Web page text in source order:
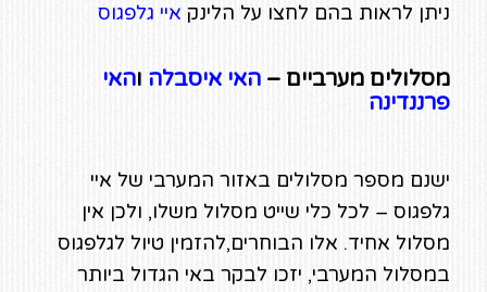
ניתן לראות בהם לחצו על הלינק איי גלפגוס
מסלולים מערביים – האי איסבלה והאי
פרננדינה
ישנם מספר מסלולים באזור המערבי של איי
גלפגוס – לכל כלי שייט מסלול משלו, ולכן אין
מסלול אחיד. אלו הבוחרים,להזמין טיול לגלפגוס
במסלול המערבי, יזכו לבקר באי הגדול ביותר